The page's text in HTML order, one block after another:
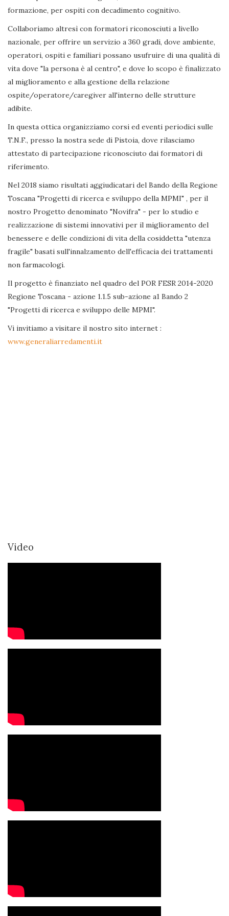
formazione, per ospiti con decadimento cognitivo.
Collaboriamo altresì con formatori riconosciuti a livello
nazionale, per offrire un servizio a 360 gradi, dove ambiente,
operatori, ospiti e familiari possano usufruire di una qualità di
vita dove "la persona è al centro", e dove lo scopo è finalizzato
al miglioramento e alla gestione della relazione
ospite/operatore/caregiver all'interno delle strutture
adibite.
In questa ottica organizziamo corsi ed eventi periodici sulle
T.N.F., presso la nostra sede di Pistoia, dove rilasciamo
attestato di partecipazione riconosciuto dai formatori di
riferimento.
Nel 2018 siamo risultati aggiudicatari del Bando della Regione
Toscana "Progetti di ricerca e sviluppo della MPMI" , per il
nostro Progetto denominato "Novifra" - per lo studio e
realizzazione di sistemi innovativi per il miglioramento del
benessere e delle condizioni di vita della cosiddetta "utenza
fragile" basati sull'innalzamento dell'efficacia dei trattamenti
non farmacologi.
Il progetto è finanziato nel quadro del POR FESR 2014-2020
Regione Toscana - azione 1.1.5 sub-azione a1 Bando 2
"Progetti di ricerca e sviluppo delle MPMI".
Vi invitiamo a visitare il nostro sito internet :
www.generaliarredamenti.it
Video